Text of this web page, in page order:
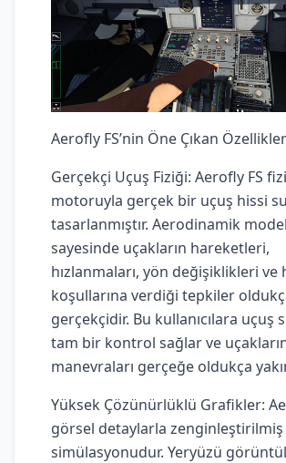
Aerofly FS’nin Öne Çıkan
Gerçekçi Uçuş Fiziği: Aerofly FS
motoruyla gerçek bir uçuş hissi
tasarlanmıştır. Aerodinamik
sayesinde uçakların hareketleri,
hızlanmaları, yön değişiklikleri ve
koşullarına verdiği tepkiler
gerçekçidir. Bu kullanıcılara uçuş
tam bir kontrol sağlar ve
manevraları gerçeğe oldukça
Yüksek Çözünürlüklü Grafikler:
görsel detaylarla
simülasyonudur. Yeryüzü